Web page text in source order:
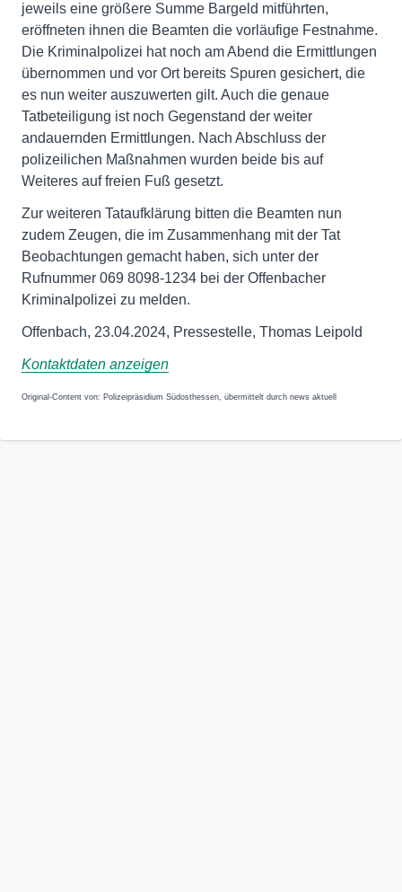
jeweils eine größere Summe Bargeld mitführten,
eröffneten ihnen die Beamten die vorläufige Festnahme.
Die Kriminalpolizei hat noch am Abend die Ermittlungen
übernommen und vor Ort bereits Spuren gesichert, die
es nun weiter auszuwerten gilt. Auch die genaue
Tatbeteiligung ist noch Gegenstand der weiter
andauernden Ermittlungen. Nach Abschluss der
polizeilichen Maßnahmen wurden beide bis auf
Weiteres auf freien Fuß gesetzt.
Zur weiteren Tataufklärung bitten die Beamten nun
zudem Zeugen, die im Zusammenhang mit der Tat
Beobachtungen gemacht haben, sich unter der
Rufnummer 069 8098-1234 bei der Offenbacher
Kriminalpolizei zu melden.
Offenbach, 23.04.2024, Pressestelle, Thomas Leipold
Kontaktdaten anzeigen
Original-Content von: Polizeipräsidium Südosthessen, übermittelt durch news aktuell